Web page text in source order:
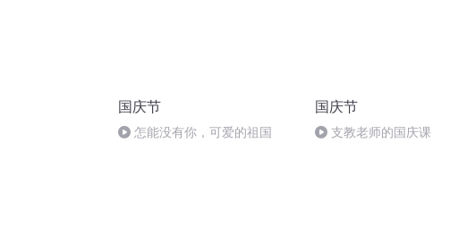
国庆节
怎能没有你，可爱的祖国
国庆节
支教老师的国庆课